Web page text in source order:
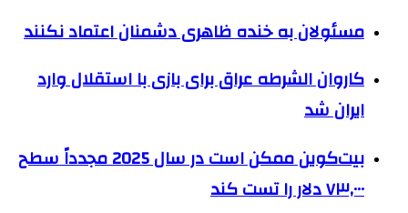
مسئولان به خنده ظاهری دشمنان اعتماد نکنند
کاروان الشرطه عراق برای بازی با استقلال وارد
ایران شد
بیت‌کوین ممکن است در سال 2025 مجدداً سطح
۷۳,۰۰۰ دلار را تست کند